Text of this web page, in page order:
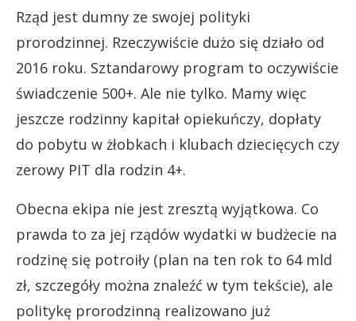
Rząd jest dumny ze swojej polityki
prorodzinnej. Rzeczywiście dużo się działo od
2016 roku. Sztandarowy program to oczywiście
świadczenie 500+. Ale nie tylko. Mamy więc
jeszcze rodzinny kapitał opiekuńczy, dopłaty
do pobytu w żłobkach i klubach dziecięcych czy
zerowy PIT dla rodzin 4+.
Obecna ekipa nie jest zresztą wyjątkowa. Co
prawda to za jej rządów wydatki w budżecie na
rodzinę się potroiły (plan na ten rok to 64 mld
zł, szczegóły można znaleźć w tym tekście), ale
politykę prorodzinną realizowano już